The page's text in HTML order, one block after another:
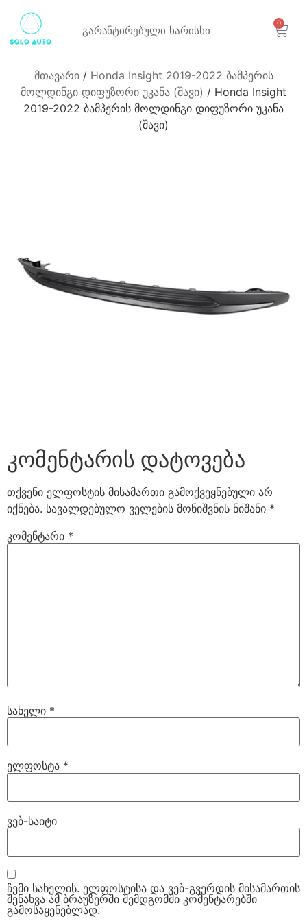
გარანტირებული ხარისხი
0
მთავარი/ Honda Insight 2019-2022 ბამპერის
მოლდინგი დიფუზორი უკანა (შავი) / Honda Insight
2019-2022 ბამპერის მოლდინგი დიფუზორი უკანა
(შავი)
კომენტარის დატოვება
თქვენი ელფოსტის მისამართი გამოქვეყნებული არ
იქნება. სავალდებულო ველების მონიშვნის ნიშანი *
კომენტარი *
სახელი *
ელფოსტა *
ვებ-საიტი
ჩემი სახელის. ელფოსტისა და ვებ-გვერდის მისამართის
შენახვა ამ ბრაუზერში შემდგომში კომენტარებში
გამოსაყენებლად.